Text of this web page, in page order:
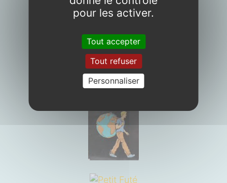
pour les activer.
Tout accepter
Tout refuser
Personnaliser